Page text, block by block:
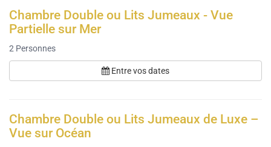
Chambre Double ou Lits Jumeaux - Vue
Partielle sur Mer
2 Personnes
Entre vos dates
Chambre Double ou Lits Jumeaux de Luxe –
Vue sur Océan